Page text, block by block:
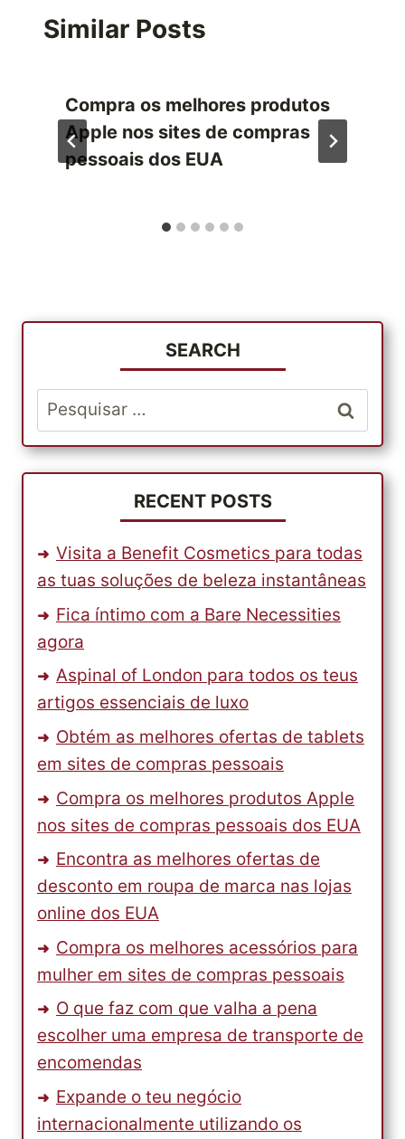
Similar Posts
Compra os melhores produtos
Apple nos sites de compras
pessoais dos EUA
SEARCH
Pesquisar
por:
RECENT POSTS
Visita a Benefit Cosmetics para todas
as tuas soluções de beleza instantâneas
Fica íntimo com a Bare Necessities
agora
Aspinal of London para todos os teus
artigos essenciais de luxo
Obtém as melhores ofertas de tablets
em sites de compras pessoais
Compra os melhores produtos Apple
nos sites de compras pessoais dos EUA
Encontra as melhores ofertas de
desconto em roupa de marca nas lojas
online dos EUA
Compra os melhores acessórios para
mulher em sites de compras pessoais
O que faz com que valha a pena
escolher uma empresa de transporte de
encomendas
Expande o teu negócio
internacionalmente utilizando os